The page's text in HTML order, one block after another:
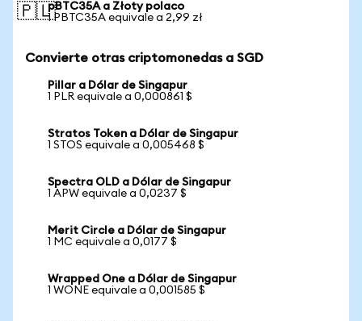
🇵🇱pBTC35A a Złoty polaco
1 PBTC35A equivale a 2,99 zł
Convierte otras criptomonedas a SGD
Pillar a Dólar de Singapur
1 PLR equivale a 0,000861 $
Stratos Token a Dólar de Singapur
1 STOS equivale a 0,005468 $
Spectra OLD a Dólar de Singapur
1 APW equivale a 0,0237 $
Merit Circle a Dólar de Singapur
1 MC equivale a 0,0177 $
Wrapped One a Dólar de Singapur
1 WONE equivale a 0,001585 $